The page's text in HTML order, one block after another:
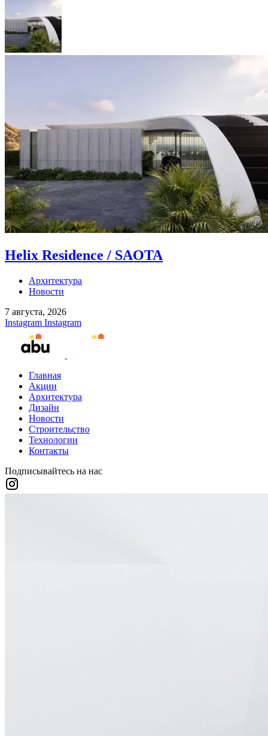
Helix Residence / SAOTA
Архитектура
Новости
7 августа, 2026
Instagram Instagram
Главная
Акции
Архитектура
Дизайн
Новости
Строительство
Технологии
Контакты
Подписывайтесь на нас